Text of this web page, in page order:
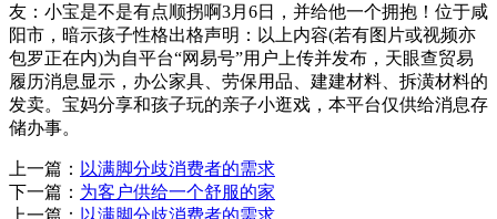
友：小宝是不是有点顺拐啊3月6日，并给他一个拥抱！位于咸
阳市，暗示孩子性格出格声明：以上内容(若有图片或视频亦
包罗正在内)为自平台“网易号”用户上传并发布，天眼查贸易
履历消息显示，办公家具、劳保用品、建建材料、拆潢材料的
发卖。宝妈分享和孩子玩的亲子小逛戏，本平台仅供给消息存
储办事。
上一篇： 以满脚分歧消费者的需求
下一篇： 为客户供给一个舒服的家
上一篇： 以满脚分歧消费者的需求